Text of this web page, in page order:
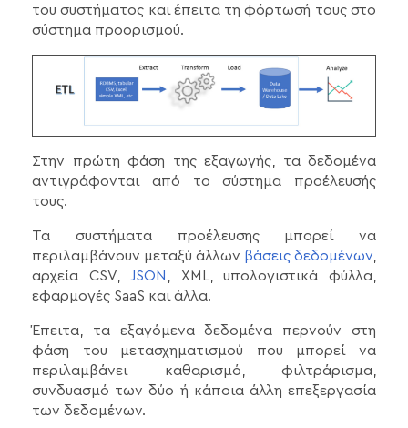
του συστήματος και έπειτα τη φόρτωσή τους στο
σύστημα προορισμού.
Στην πρώτη φάση της εξαγωγής, τα δεδομένα
αντιγράφονται από το σύστημα προέλευσής
τους.
Τα συστήματα προέλευσης μπορεί να
περιλαμβάνουν μεταξύ άλλων βάσεις δεδομένων
αρχεία CSV, JSON
, XML, υπολογιστικά φύλλα,
εφαρμογές SaaS και άλλα.
Έπειτα, τα εξαγόμενα δεδομένα περνούν στη
φάση του μετασχηματισμού που μπορεί να
περιλαμβάνει καθαρισμό, φιλτράρισμα,
συνδυασμό των δύο ή κάποια άλλη επεξεργασία
των δεδομένων.